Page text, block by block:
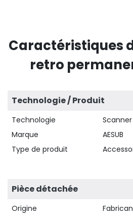
Caractéristiques
retro
Technologie / Produit
Technologie
Scanner
Marque
AESUB
Type de produit
Pièce détachée
Origine